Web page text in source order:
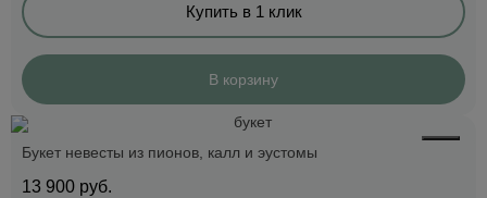
Купить в 1 клик
В корзину
Букет невесты из пионов, калл и эустомы
13 900 руб.